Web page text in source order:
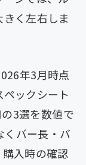
く左右しま
年3月時点
ックシート
3選を数値で
くバー長・バ
入時の確認